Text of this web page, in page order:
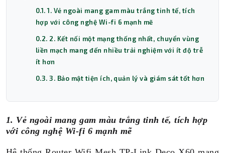
0.1. 1. Vẻ ngoài mang gam màu trắng tinh tế, tích
hợp với công nghệ Wi-fi 6 mạnh mẽ
0.2. 2. Kết nối một mạng thống nhất, chuyển vùng
liền mạch mang đến nhiều trải nghiệm với ít độ trễ
ít hơn
0.3. 3. Bảo mật tiện ích, quản lý và giám sát tốt hơn
1. Vẻ ngoài mang gam màu trắng tinh tế, tích hợp
với công nghệ Wi-fi 6 mạnh mẽ